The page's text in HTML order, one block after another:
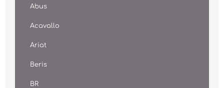
Abus
Acavallo
Ariat
Beris
BR